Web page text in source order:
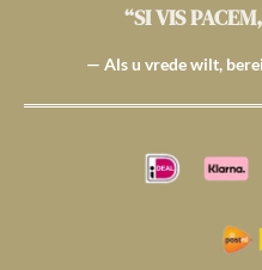
“SI VIS
— Als u vrede wilt,